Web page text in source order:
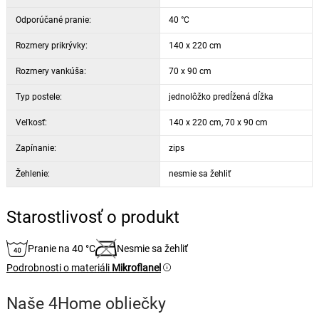
Odporúčané pranie: 40 °C
Rozmery prikrývky: 140 x 220 cm
Rozmery vankúša: 70 x 90 cm
Typ postele: jednolôžko predĺžená dĺžka
Veľkosť: 140 x 220 cm, 70 x 90 cm
Zapínanie: zips
Žehlenie: nesmie sa žehliť
Starostlivosť o produkt
Pranie na 40 °C
Nesmie sa žehliť
Podrobnosti o materiáli Mikroflanel
Naše 4Home obliečky